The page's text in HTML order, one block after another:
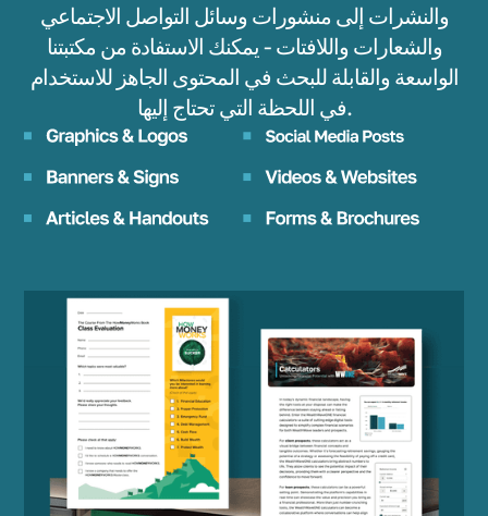
والنشرات إلى منشورات وسائل التواصل الاجتماعي
والشعارات واللافتات - يمكنك الاستفادة من مكتبتنا
الواسعة والقابلة للبحث في المحتوى الجاهز للاستخدام
في اللحظة التي تحتاج إليها.